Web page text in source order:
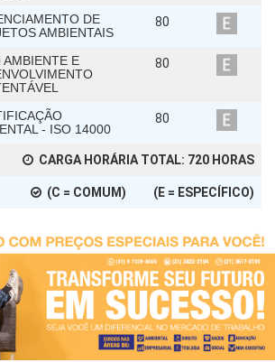
DE
AMBIENTAIS
80
AMBIENTE E
80
- ISO 14000
80
CARGA HORÁRIA TOTAL: 720 HORAS
(C = COMUM) (E = ESPECÍFICO)